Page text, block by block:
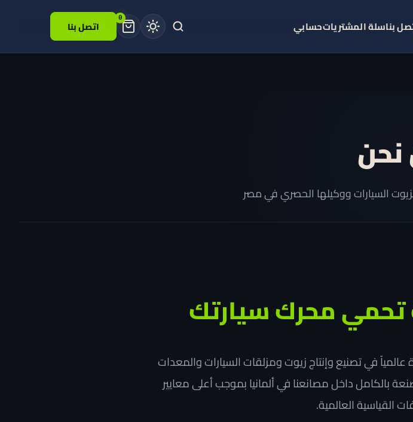
بناسلة المشترياتحسابي
0
اتصل بنا
تحمي محرك سيارتك
عالمياً في تصنيع وإنتاج زيوت ومزلقات السيارات والمعدات
بأنها مصنعة بالكامل داخل مصانعنا في ألمانيا بموجب أعلى معايير
القياسية العالمية.